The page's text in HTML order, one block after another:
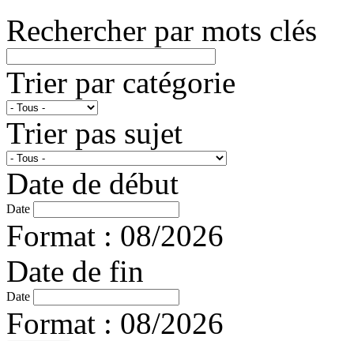
Rechercher par mots clés
Trier par catégorie
Trier pas sujet
Date de début
Date
Format : 08/2026
Date de fin
Date
Format : 08/2026